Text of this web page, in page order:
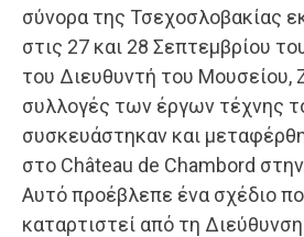
σύνορα της Τσεχοσλοβακίας
στις 27 και 28 Σεπτεμβρίου
του Διευθυντή του Μουσείου,
συλλογές των έργων τέχνης
συσκευάστηκαν και
στο Château de Chambord
Αυτό προέβλεπε ένα σχέδιο
καταρτιστεί από τη